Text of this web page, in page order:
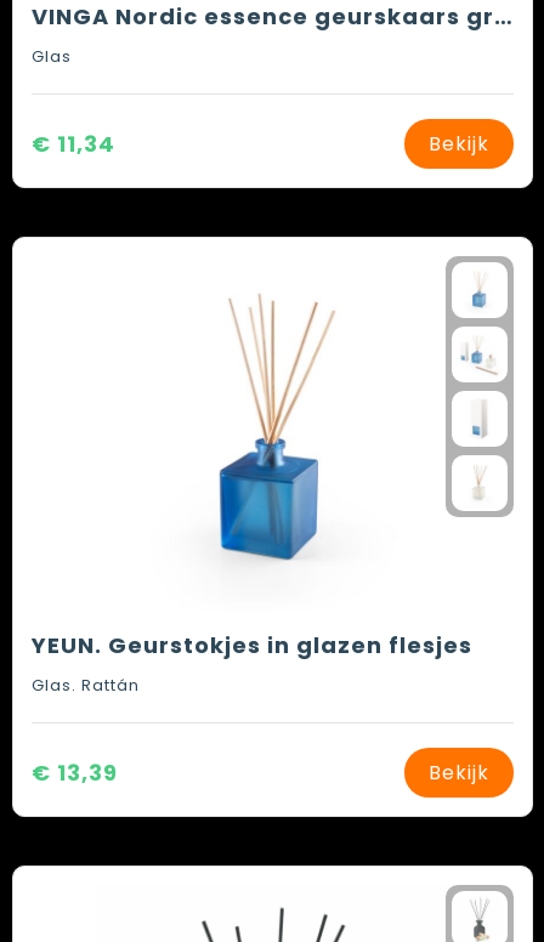
VINGA Nordic essence geurskaars groot
Glas
€ 11,34 Bekijk
YEUN. Geurstokjes in glazen flesjes
Glas. Rattán
€ 13,39 Bekijk